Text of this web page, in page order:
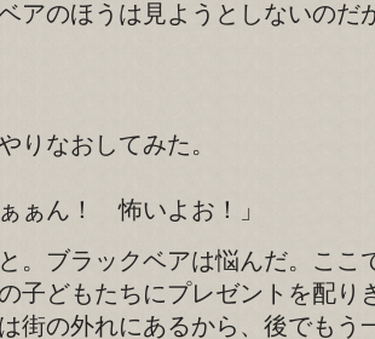
アのほうは見ようとしないのだ
りなおしてみた。
ぁぁん！ 怖いよお！」
。ブラックベアは悩んだ。ここ
子どもたちにプレゼントを配り
街の外れにあるから、後でもう